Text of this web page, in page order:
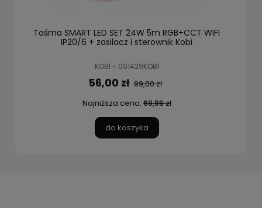
Taśma SMART LED SET 24W 5m RGB+CCT WIFI
IP20/6 + zasilacz i sterownik Kobi
KOBI - 001429KOBI
56,00 zł 99,00 zł
Najniższa cena:69,99 zł
do koszyka